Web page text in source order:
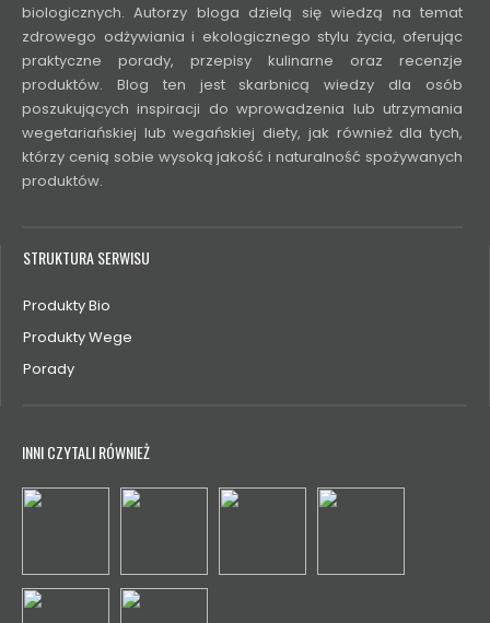
biologicznych. Autorzy bloga dzielą się wiedzą na temat
zdrowego odżywiania i ekologicznego stylu życia, oferując
praktyczne porady, przepisy kulinarne oraz recenzje
produktów. Blog ten jest skarbnicą wiedzy dla osób
poszukujących inspiracji do wprowadzenia lub utrzymania
wegetariańskiej lub wegańskiej diety, jak również dla tych,
którzy cenią sobie wysoką jakość i naturalność spożywanych
produktów.
STRUKTURA SERWISU
Produkty Bio
Produkty Wege
Porady
INNI CZYTALI RÓWNIEŻ